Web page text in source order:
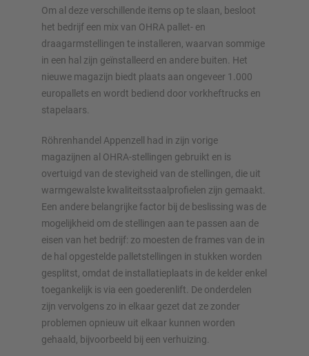
Om al deze verschillende items op te slaan, besloot
het bedrijf een mix van OHRA pallet- en
draagarmstellingen te installeren, waarvan sommige
in een hal zijn geïnstalleerd en andere buiten. Het
nieuwe magazijn biedt plaats aan ongeveer 1.000
europallets en wordt bediend door vorkheftrucks en
stapelaars.
Röhrenhandel Appenzell had in zijn vorige
magazijnen al OHRA-stellingen gebruikt en is
overtuigd van de stevigheid van de stellingen, die uit
warmgewalste kwaliteitsstaalprofielen zijn gemaakt.
Een andere belangrijke factor bij de beslissing was de
mogelijkheid om de stellingen aan te passen aan de
eisen van het bedrijf: zo moesten de frames van de in
de hal opgestelde palletstellingen in stukken worden
gesplitst, omdat de installatieplaats in de kelder enkel
toegankelijk is via een goederenlift. De onderdelen
zijn vervolgens zo in elkaar gezet dat ze zonder
problemen opnieuw uit elkaar kunnen worden
gehaald, bijvoorbeeld bij een verhuizing.